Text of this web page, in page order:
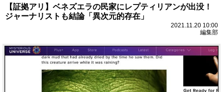
【証拠アリ】ベネズエラの民家にレプティリアンが出没！
ジャーナリストも結論「異次元的存在」
2021.11.20 10:00
編集部